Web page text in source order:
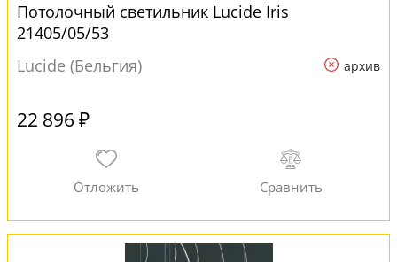
Потолочный светильник Lucide Iris
21405/05/53
Lucide (Бельгия)
архив
22 896 ₽